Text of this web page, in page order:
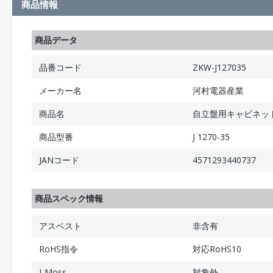
商品情報
商品データ
品番コード
ZKW-J127035
メーカー名
河村電器産業
商品名
自立盤用キャビネッ
商品型番
J 1270-35
JANコード
4571293440737
商品スペック情報
アスベスト
非含有
RoHS指令
対応RoHS10